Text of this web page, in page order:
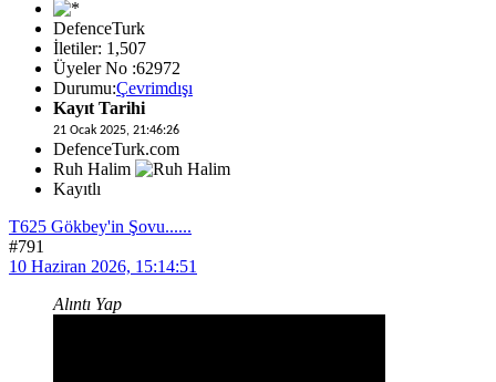
DefenceTurk
İletiler: 1,507
Üyeler No :62972
Durumu:Çevrimdışı
Kayıt Tarihi
21 Ocak 2025, 21:46:26
DefenceTurk.com
Ruh Halim
Kayıtlı
T625 Gökbey'in Şovu......
#791
10 Haziran 2026, 15:14:51
Alıntı Yap